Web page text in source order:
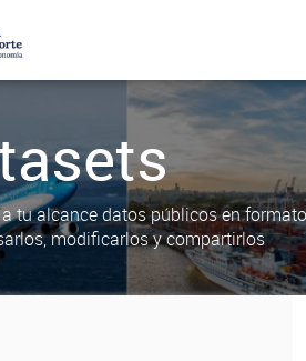
tu alcance datos públicos en
modificarlos y compartirlos